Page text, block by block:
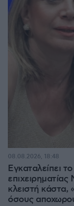
Εγκαταλείπει
κλειστή κάστα,
όσους
08.08.2026, 18:48